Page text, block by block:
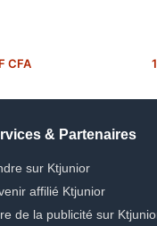
CFA
& Partenaires
sur Ktjunior
affilié Ktjunior
de la publicité sur